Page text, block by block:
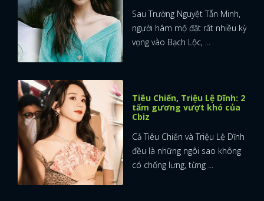
Sau Trường Nguyệt Tẫn Minh,
người hâm mộ đặt rất nhiều kỳ
vọng vào Bạch Lộc, ...
Tiêu Chiến, Triệu Lệ Dĩnh: 2
tấm gương vượt khó của
Cbiz
Cả Tiêu Chiến và Triệu Lệ Dĩnh
đều là những ngôi sao không
có chống lưng, từng ...